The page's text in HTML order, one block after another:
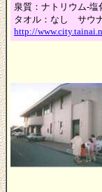
泉質：ナトリウム-
タオル：なし サウ
http://